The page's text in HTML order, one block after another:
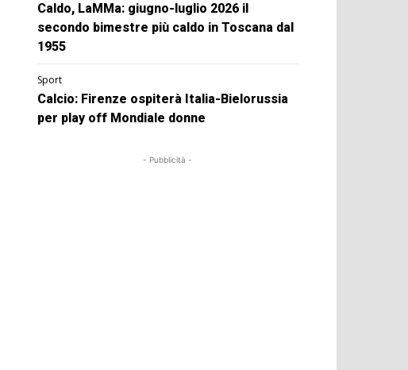
Caldo, LaMMa: giugno-luglio 2026 il
secondo bimestre più caldo in Toscana dal
1955
Sport
Calcio: Firenze ospiterà Italia-Bielorussia
per play off Mondiale donne
- Pubblicità -